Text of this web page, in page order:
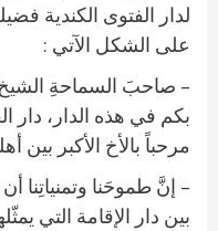
لدار الفتوى الكندية
على الشكل الآتي :
– صاحبَ السماحةِ
بكم في هذه الدار، دار
مرحباً بالأخ الأكبر بين
– إنَّ طموحَنا وتمنياتِنا
بين دار الإقامة التي